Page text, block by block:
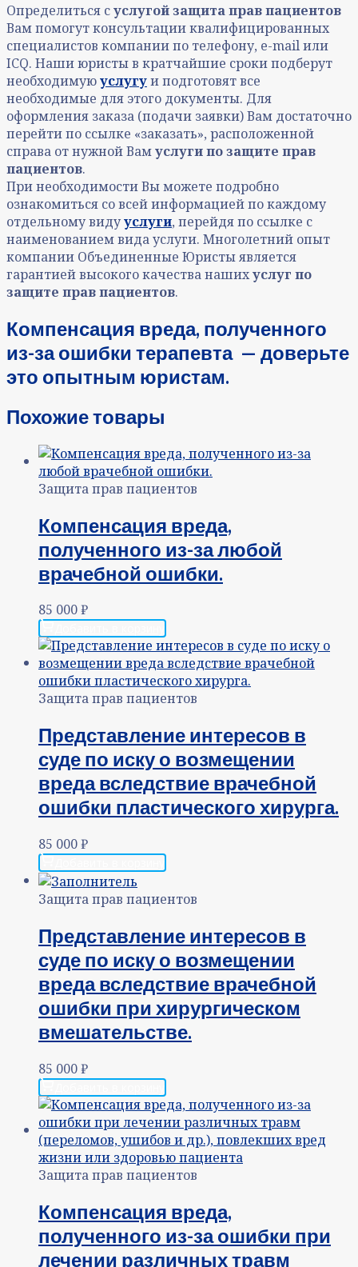
Определиться суслугой защита прав пациентов
Вам помогут консультации квалифицированных
специалистов компании по телефону, e-mail или
ICQ. Наши юристы в кратчайшие сроки подберут
необходимуюуслугуи подготовят все
необходимые для этого документы. Для
оформления заказа (подачи заявки) Вам достаточно
перейти по ссылке «заказать», расположенной
справа от нужной Вамуслуги позащите прав
пациентов.
При необходимости Вы можете подробно
ознакомиться со всей информацией по каждому
отдельному видууслуги, перейдя по ссылке с
наименованием вида услуги. Многолетний опыт
компании Объединенные Юристы является
гарантией высокого качества нашихуслуг по
защите прав пациентов.
Компенсация вреда, полученного
из-за ошибки терапевта — доверьте
это опытным юристам.
Похожие товары
Защита прав пациентов
Компенсация вреда,
полученного из-за любой
врачебной ошибки.
85 000₽
Защита прав пациентов
Представление интересов в
суде по иску о возмещении
вреда вследствие врачебной
ошибки пластического хирурга.
85 000₽
Защита прав пациентов
Представление интересов в
суде по иску о возмещении
вреда вследствие врачебной
ошибки при хирургическом
вмешательстве.
85 000₽
Защита прав пациентов
Компенсация вреда,
полученного из-за ошибки при
лечении различных травм